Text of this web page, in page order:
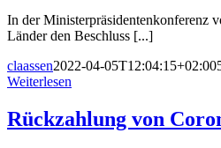
In der Ministerpräsidentenkonferenz
Länder den Beschluss [...]
claassen2022-04-05T12:04:15+02:00
Weiterlesen
Rückzahlung von